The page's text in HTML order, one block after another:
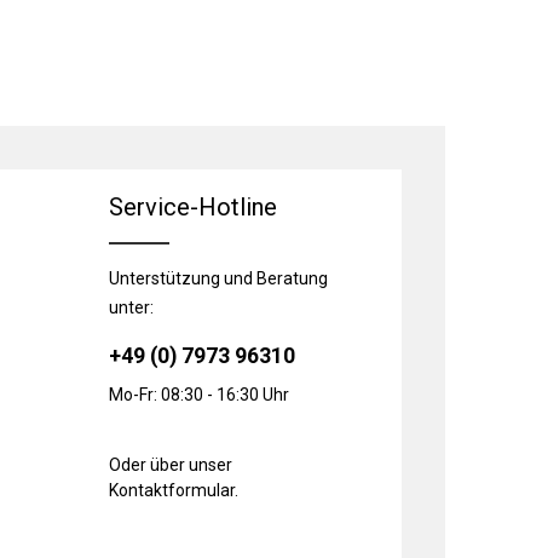
Service-Hotline
Unterstützung und Beratung
unter:
+49 (0) 7973 96310
Mo-Fr: 08:30 - 16:30 Uhr
Oder über unser
Kontaktformular.